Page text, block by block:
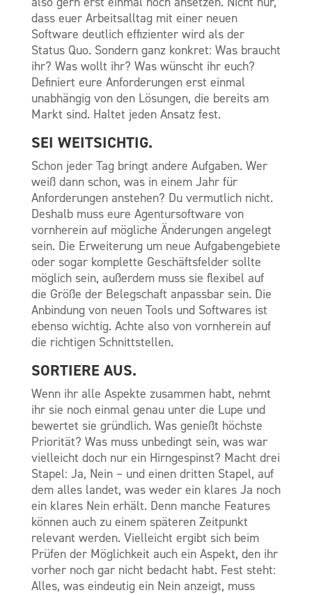
dass euer Arbeitsalltag mit einer neuen
Software deutlich effizienter wird als der
Status Quo. Sondern ganz konkret: Was braucht
ihr? Was wollt ihr? Was wünscht ihr euch?
Definiert eure Anforderungen erst einmal
unabhängig von den Lösungen, die bereits am
Markt sind. Haltet jeden Ansatz fest.
SEI WEITSICHTIG.
Schon jeder Tag bringt andere Aufgaben. Wer
weiß dann schon, was in einem Jahr für
Anforderungen anstehen? Du vermutlich nicht.
Deshalb muss eure Agentursoftware von
vornherein auf mögliche Änderungen angelegt
sein. Die Erweiterung um neue Aufgabengebiete
oder sogar komplette Geschäftsfelder sollte
möglich sein, außerdem muss sie flexibel auf
die Größe der Belegschaft anpassbar sein. Die
Anbindung von neuen Tools und Softwares ist
ebenso wichtig. Achte also von vornherein auf
die richtigen Schnittstellen.
SORTIERE AUS.
Wenn ihr alle Aspekte zusammen habt, nehmt
ihr sie noch einmal genau unter die Lupe und
bewertet sie gründlich. Was genießt höchste
Priorität? Was muss unbedingt sein, was war
vielleicht doch nur ein Hirngespinst? Macht drei
Stapel: Ja, Nein – und einen dritten Stapel, auf
dem alles landet, was weder ein klares Ja noch
ein klares Nein erhält. Denn manche Features
können auch zu einem späteren Zeitpunkt
relevant werden. Vielleicht ergibt sich beim
Prüfen der Möglichkeit auch ein Aspekt, den ihr
vorher noch gar nicht bedacht habt. Fest steht:
Alles, was eindeutig ein Nein anzeigt, muss